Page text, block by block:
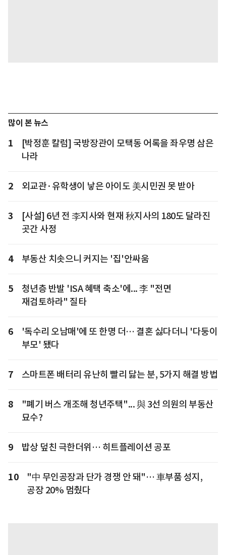
많이 본 뉴스
1
[박정훈 칼럼] 국방장관이 모택동 어록을 좌우명 삼은
나라
2 외교관·유학생이 낳은 아이도 美시민권 못 받아
3
[사설] 6년 전 李지사와 현재 秋지사의 180도 달라진
곳간 사정
4 부동산 치솟으니 커지는 '집'안싸움
5
청년층 반발 'ISA 혜택 축소'에... 李 "전면
재검토하라" 질타
6
'독수리 오남매'에 또 한명 더… 결혼 싫다더니 '다둥이
부모' 됐다
7 스마트폰 배터리 유난히 빨리 닳는 분, 5가지 해결 방법
8
"폐기 버스 개조해 청년주택"... 與 3선 의원의 부동산
묘수?
9 밥상 덮친 극한더위… 히트플레이션 공포
10
"中 무인공장과 단가 경쟁 안 돼"… 車부품 성지,
공장 20% 멈췄다